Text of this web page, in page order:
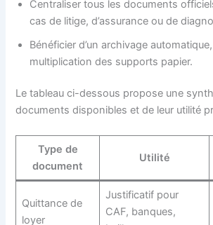
Centraliser tous les documents
cas de litige, d’assurance ou de
Bénéficier d’un archivage
multiplication des supports papier.
Le tableau ci-dessous propose une
documents disponibles et de leur utilité
Type de
document
Utilité
Quittance de
loyer
Justificatif pour
CAF, banques,